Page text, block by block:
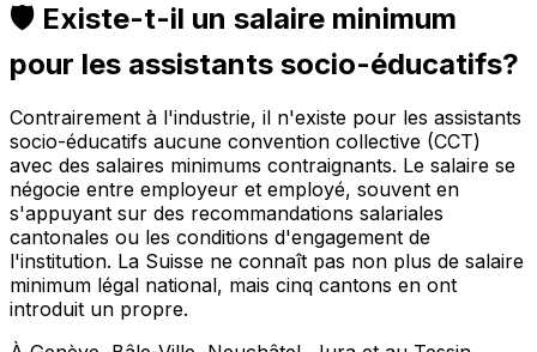
🛡️ Existe-t-il un salaire minimum
pour les assistants socio-éducatifs?
Contrairement à l'industrie, il n'existe pour les assistants
socio-éducatifs aucune convention collective (CCT)
avec des salaires minimums contraignants. Le salaire se
négocie entre employeur et employé, souvent en
s'appuyant sur des recommandations salariales
cantonales ou les conditions d'engagement de
l'institution. La Suisse ne connaît pas non plus de salaire
minimum légal national, mais cinq cantons en ont
introduit un propre.